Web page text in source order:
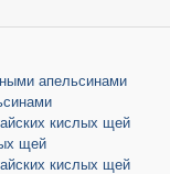
апельсинами
кислых щей
щей
кислых щей